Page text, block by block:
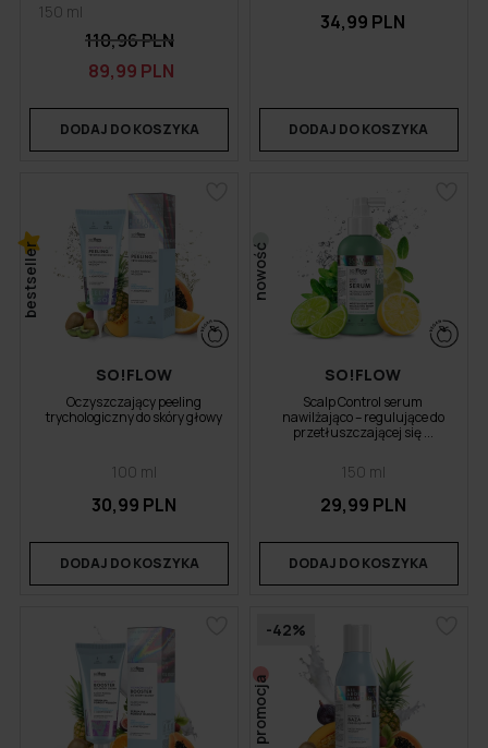
150 ml
110,96 PLN
89,99 PLN
DODAJ DO KOSZYKA
34,99 PLN
DODAJ DO KOSZYKA
bestseller
SO!FLOW
Oczyszczający peeling
trychologiczny do skóry głowy
100 ml
30,99 PLN
DODAJ DO KOSZYKA
nowość
SO!FLOW
Scalp Control serum
nawilżająco – regulujące do
przetłuszczającej się ...
150 ml
29,99 PLN
DODAJ DO KOSZYKA
-42%
promocja